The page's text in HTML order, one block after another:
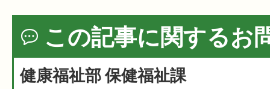
この記事に関するお
健康福祉部 保健福祉課